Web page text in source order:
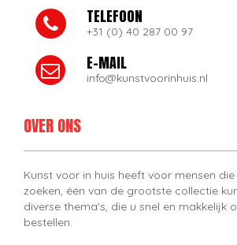
TELEFOON
+31 (0) 40 287 00 97
E-MAIL
info@kunstvoorinhuis.nl
OVER ONS
Kunst voor in huis heeft voor mensen
zoeken, één van de grootste collectie
diverse thema's, die u snel en makkelijk
bestellen.